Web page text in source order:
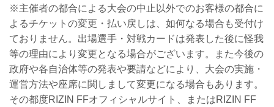
※主催者の都合による大会の中止以外でのお客様の都合に
よるチケットの変更・払い戻しは、如何なる場合も受付け
ておりません。出場選手・対戦カードは発表した後に怪我
等の理由により変更となる場合がございます。また今後の
政府や各自治体等の発表や要請などにより、大会の実施・
運営方法や座席に関しまして変更になる場合もあります。
その都度RIZIN FFオフィシャルサイト、またはRIZIN FF